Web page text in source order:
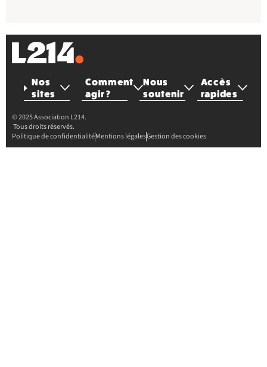
Nos
sites
Comment
agir ?
Nous
soutenir
Accès
rapides
© 2025 Association L214.
Tous droits réservés.
Politique de confidentialitéMentions légalesGestion des cookies